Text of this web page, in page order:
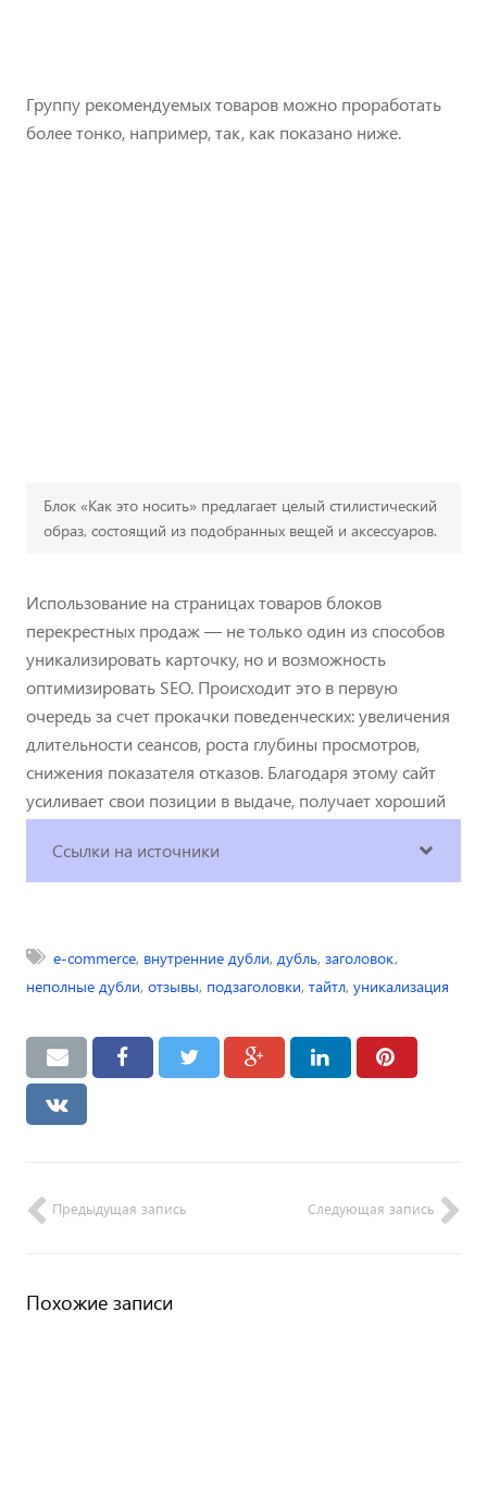
Группу рекомендуемых товаров можно проработать
более тонко, например, так, как показано ниже.
Блок «Как это носить» предлагает целый стилистический
образ, состоящий из подобранных вещей и аксессуаров.
Использование на страницах товаров блоков
перекрестных продаж — не только один из способов
уникализировать карточку, но и возможность
оптимизировать SEO. Происходит это в первую
очередь за счет прокачки поведенческих: увеличения
длительности сеансов, роста глубины просмотров,
снижения показателя отказов. Благодаря этому сайт
усиливает свои позиции в выдаче, получает хороший
Ссылки на источники
e-commerce, внутренние дубли, дубль,заголовок,
неполные дубли, отзывы, подзаголовки, тайтл, уникализация
Предыдущая запись Следующая запись
Похожие записи